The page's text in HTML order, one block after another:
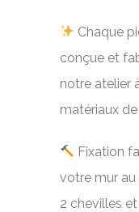
Chaque
conçue et
notre atelier
matériaux
Fixation
votre mur au
2 chevilles